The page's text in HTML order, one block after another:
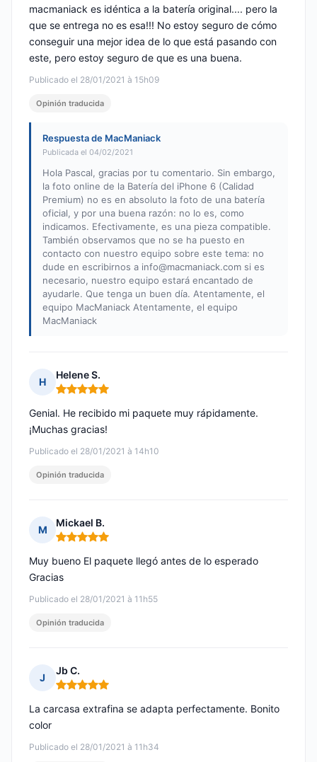
Publicado el 28/01/2021 à 15h09
macmaniack es idéntica a la batería original.... pero la
que se entrega no es esa!!! No estoy seguro de cómo
conseguir una mejor idea de lo que está pasando con
este, pero estoy seguro de que es una buena.
Opinión traducida
Respuesta de MacManiack
Publicada el 04/02/2021
Hola Pascal, gracias por tu comentario. Sin embargo,
la foto online de la Batería del iPhone 6 (Calidad
Premium) no es en absoluto la foto de una batería
oficial, y por una buena razón: no lo es, como
indicamos. Efectivamente, es una pieza compatible.
También observamos que no se ha puesto en
contacto con nuestro equipo sobre este tema: no
dude en escribirnos a info@macmaniack.com si es
necesario, nuestro equipo estará encantado de
ayudarle. Que tenga un buen día. Atentamente, el
equipo MacManiack Atentamente, el equipo
MacManiack
H
Helene S.
Nota: 5 de 5
Publicado el 28/01/2021 à 14h10
Genial. He recibido mi paquete muy rápidamente.
¡Muchas gracias!
Opinión traducida
M
Mickael B.
Nota: 5 de 5
Publicado el 28/01/2021 à 11h55
Muy bueno El paquete llegó antes de lo esperado
Gracias
Opinión traducida
J
Jb C.
Nota: 5 de 5
Publicado el 28/01/2021 à 11h34
La carcasa extrafina se adapta perfectamente. Bonito
color